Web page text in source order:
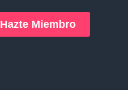
Hazte Miembro